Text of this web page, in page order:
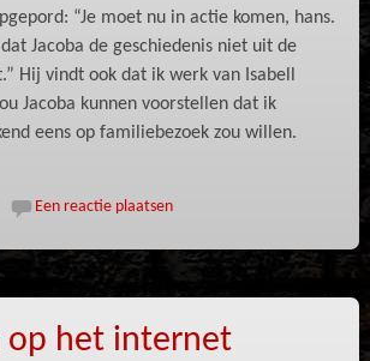
“Je moet nu in actie komen, hans.
Jacoba de geschiedenis niet uit de
Hij vindt ook dat ik werk van Isabell
Jacoba kunnen voorstellen dat ik
eens op familiebezoek zou willen.
Een reactie plaatsen
op het internet